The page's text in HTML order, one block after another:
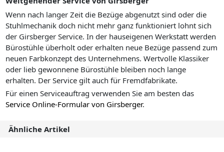
Wenn nach langer Zeit die Bezüge abgenutzt sind oder die
Stuhlmechanik doch nicht mehr ganz funktioniert lohnt sich
der Girsberger Service. In der hauseigenen Werkstatt werden
Bürostühle überholt oder erhalten neue Bezüge passend zum
neuen Farbkonzept des Unternehmens. Wertvolle Klassiker
oder lieb gewonnene Bürostühle bleiben noch lange
erhalten. Der Service gilt auch für Fremdfabrikate.
Für einen Serviceauftrag verwenden Sie am besten das
Service Online-Formular von Girsberger.
Ähnliche Artikel